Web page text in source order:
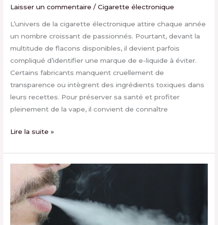
Laisser un commentaire /Cigarette électronique
L’univers de la cigarette électronique attire chaque année
un nombre croissant de passionnés. Pourtant, devant la
multitude de flacons disponibles, il devient parfois
compliqué d’identifier une marque de e-liquide à éviter.
Certains fabricants manquent cruellement de
transparence ou intègrent des ingrédients toxiques dans
leurs recettes. Pour préserver sa santé et profiter
pleinement de la vape, il convient de connaître
Lire la suite »
Propylène
glycol
est-
ce